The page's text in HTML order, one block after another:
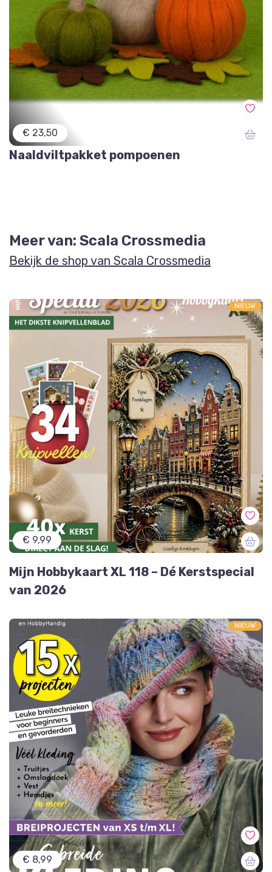
€ 23,50
Naaldviltpakket pompoenen
Meer van: Scala Crossmedia
Bekijk de shop van Scala Crossmedia
NIEUW
€ 9,99
Mijn Hobbykaart XL 118 – Dé Kerstspecial
van 2026
NIEUW
€ 8,99